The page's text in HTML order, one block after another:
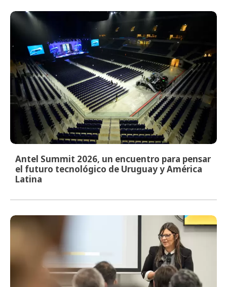
Antel Summit 2026, un encuentro para pensar
el futuro tecnológico de Uruguay y América
Latina